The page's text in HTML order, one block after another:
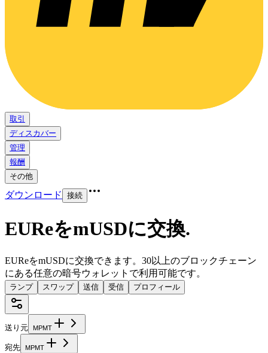
取引
ディスカバー
管理
報酬
その他
ダウンロード 接続
EUReをmUSDに交換.
EUReをmUSDに交換できます。30以上のブロックチェーン
にある任意の暗号ウォレットで利用可能です。
ランプ スワップ 送信 受信 プロフィール
送り元 MPMT
宛先 MPMT